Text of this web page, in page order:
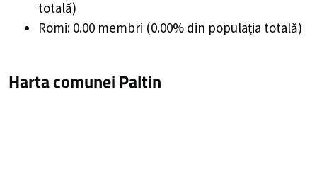
totală)
Romi: 0.00 membri (0.00% din populația totală)
Harta comunei Paltin